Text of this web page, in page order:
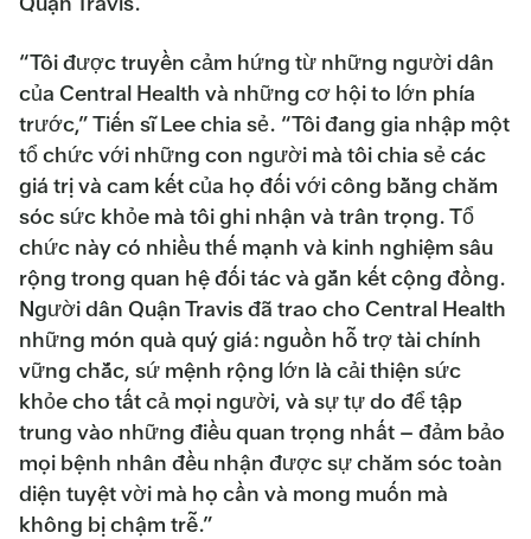
“Tôi được truyền cảm hứng từ những người dân
của Central Health và những cơ hội to lớn phía
trước,” Tiến sĩ Lee chia sẻ. “Tôi đang gia nhập một
tổ chức với những con người mà tôi chia sẻ các
giá trị và cam kết của họ đối với công bằng chăm
sóc sức khỏe mà tôi ghi nhận và trân trọng. Tổ
chức này có nhiều thế mạnh và kinh nghiệm sâu
rộng trong quan hệ đối tác và gắn kết cộng đồng.
Người dân Quận Travis đã trao cho Central Health
những món quà quý giá: nguồn hỗ trợ tài chính
vững chắc, sứ mệnh rộng lớn là cải thiện sức
khỏe cho tất cả mọi người, và sự tự do để tập
trung vào những điều quan trọng nhất – đảm bảo
mọi bệnh nhân đều nhận được sự chăm sóc toàn
diện tuyệt vời mà họ cần và mong muốn mà
không bị chậm trễ.”